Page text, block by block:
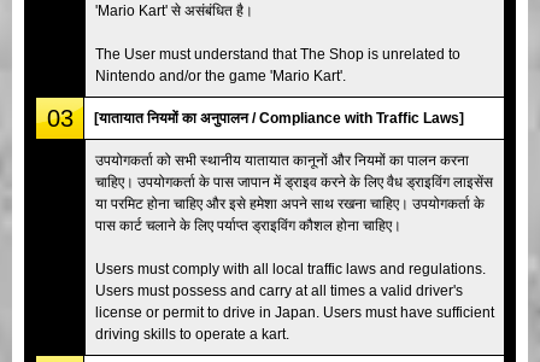
'Mario Kart' से असंबंधित है।
The User must understand that The Shop is unrelated to
Nintendo and/or the game 'Mario Kart'.
03 [यातायात नियमों का अनुपालन / Compliance with Traffic Laws]
उपयोगकर्ता को सभी स्थानीय यातायात कानूनों और नियमों का पालन करना
चाहिए। उपयोगकर्ता के पास जापान में ड्राइव करने के लिए वैध ड्राइविंग लाइसेंस
या परमिट होना चाहिए और इसे हमेशा अपने साथ रखना चाहिए। उपयोगकर्ता के
पास कार्ट चलाने के लिए पर्याप्त ड्राइविंग कौशल होना चाहिए।
Users must comply with all local traffic laws and regulations.
Users must possess and carry at all times a valid driver's
license or permit to drive in Japan. Users must have sufficient
driving skills to operate a kart.